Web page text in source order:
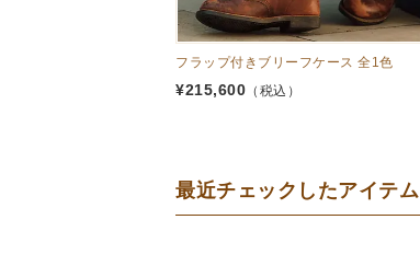
フラップ付きブリーフケース 全1色
¥215,600 （税込）
最近チェックしたアイテム